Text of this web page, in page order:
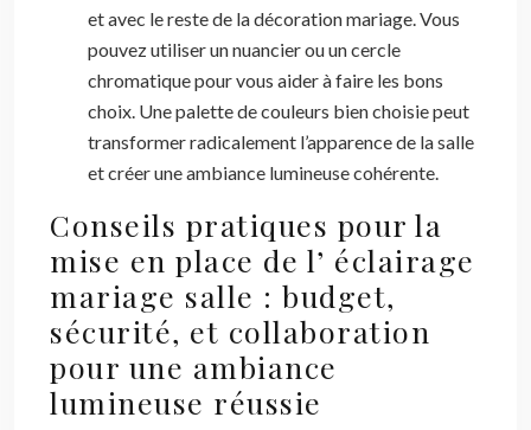
et avec le reste de la décoration mariage. Vous
pouvez utiliser un nuancier ou un cercle
chromatique pour vous aider à faire les bons
choix. Une palette de couleurs bien choisie peut
transformer radicalement l’apparence de la salle
et créer une ambiance lumineuse cohérente.
Conseils pratiques pour la
mise en place de l’ éclairage
mariage salle : budget,
sécurité, et collaboration
pour une ambiance
lumineuse réussie